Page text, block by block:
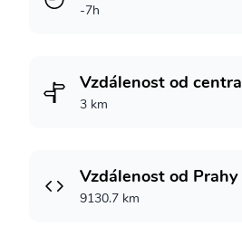
-7h
Vzdálenost od centra
3 km
Vzdálenost od Prahy
9130.7 km